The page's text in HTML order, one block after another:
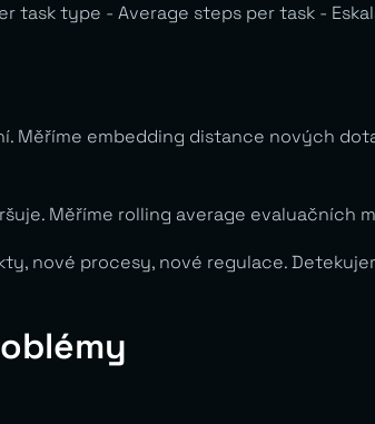
task type - Average steps per task -
Měříme embedding distance nových
Měříme rolling average evaluačních
nové procesy, nové regulace.